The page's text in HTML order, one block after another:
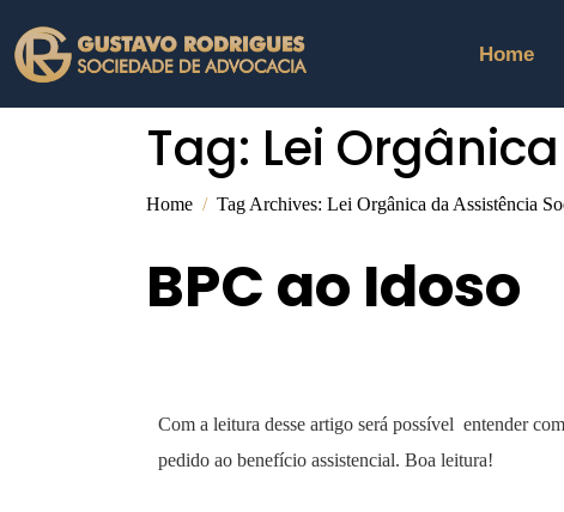
Home
Tag: Lei
Home Tag Archives: Lei Orgânica da Assistência
BPC ao Idoso
Com a leitura desse artigo será possível entender
pedido ao benefício assistencial. Boa leitura!